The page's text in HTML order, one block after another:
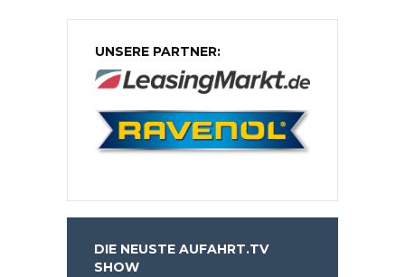
UNSERE PARTNER:
DIE NEUSTE AUFAHRT.TV
SHOW